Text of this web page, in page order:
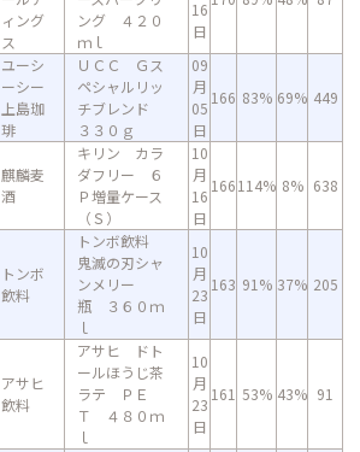
ィング
ス
ング ４２０
ｍｌ
16
日
ユーシ
ーシー
上島珈
琲
ＵＣＣ Ｇス
ペシャルリッ
チブレンド
３３０ｇ
09
月
05
日
166 83% 69% 449
麒麟麦
酒
キリン カラ
ダフリー ６
Ｐ増量ケース
（Ｓ）
10
月
16
日
166114% 8% 638
トンボ
飲料
トンボ飲料
鬼滅の刃シャ
ンメリー
瓶 ３６０ｍ
ｌ
10
月
23
日
163 91% 37% 205
アサヒ
飲料
アサヒ ドト
ールほうじ茶
ラテ ＰＥ
Ｔ ４８０ｍ
ｌ
10
月
23
日
161 53% 43% 91